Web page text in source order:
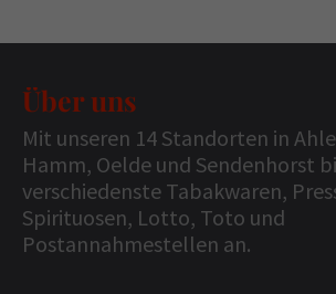
Über uns
Mit unseren 14 Standorten in
Hamm, Oelde und Sendenhorst
verschiedenste Tabakwaren,
Spirituosen, Lotto, Toto und
Postannahmestellen an.